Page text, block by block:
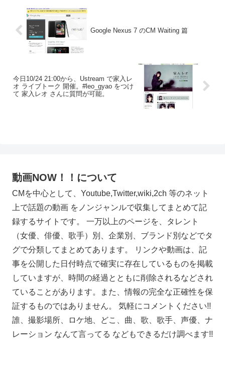
Google Nexus 7 のCM Waiting 篇
今日10/24 21:00から、Ustream で家入レ
オ ライブトーク 開催。#leo_gyao をつけ
て 家入レオ さんに質問が可能。
動画NOW！！について
CMを中心として、Youtube,Twitter,wiki,2ch 等のネット
上で話題の動画 をノンジャンルで収集してまとめて記
録するサイトです。 一万以上のページを、タレント
（女優、俳優、歌手）別、企業別、ブランド別などでタ
グで分類してまとめてあります。 リンクや動画は、記
事を公開した日付時点で確実に存在しているものを掲載
していますが、時間の経過とともに削除されるなどされ
ていることがあります。また、情報の完全な正確性を保
証するものではありません。 気軽にコメントください!!
誰、撮影場所、ロケ地、どこ、曲、歌、歌手、声優、ナ
レーション なんて言ってる などもできるだけ調べます!!